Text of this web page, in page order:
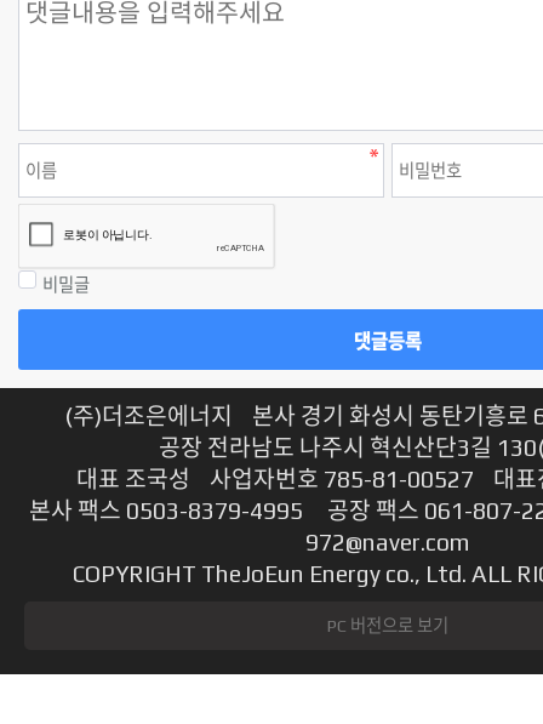
비밀글
댓글등록
(주)더조은에너지 본사 경기 화성시 동탄기흥로
공장 전라남도 나주시 혁신산단3길
대표 조국성 사업자번호 785-81-00527 대표
본사 팩스 0503-8379-4995 공장 팩스 061-807-
972@naver.com
COPYRIGHT TheJoEun Energy co., Ltd. ALL
PC 버전으로 보기